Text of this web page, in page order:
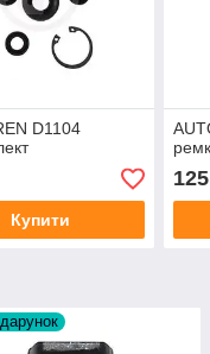
D1104
Купити
125